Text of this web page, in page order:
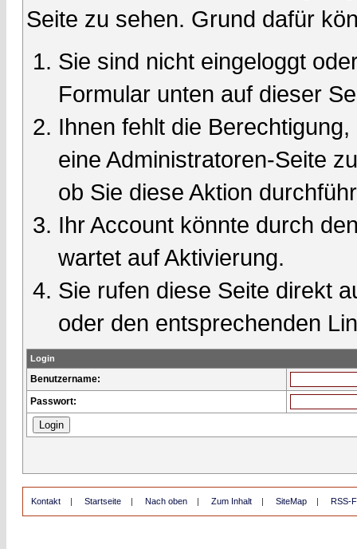
Seite zu sehen. Grund dafür
Sie sind nicht eingeloggt
Formular unten auf dieser
Ihnen fehlt die
eine Administratoren-Seite
ob Sie diese Aktion
Ihr Account könnte durch
wartet auf Aktivierung.
Sie rufen diese Seite direkt
oder den entsprechenden
Login
Benutzername:
Passwort:
Kontakt | Startseite | Nach oben | Zum Inhalt | SiteMap | RSS-